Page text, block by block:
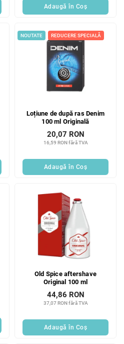
Adaugă în Coş
NOUTATE REDUCERE SPECIALĂ
Loțiune de după ras Denim
100 ml Originală
16,59 RON fără TVA
20,07 RON
Adaugă în Coş
Old Spice aftershave
Original 100 ml
37,07 RON fără TVA
44,86 RON
Adaugă în Coş